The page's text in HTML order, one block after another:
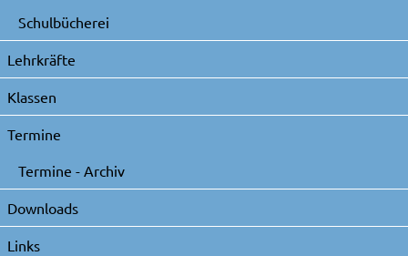
Schulbücherei
Lehrkräfte
Klassen
Termine
Termine - Archiv
Downloads
Links